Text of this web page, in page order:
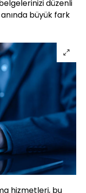
düzenli
büyük fark
hizmetleri, bu